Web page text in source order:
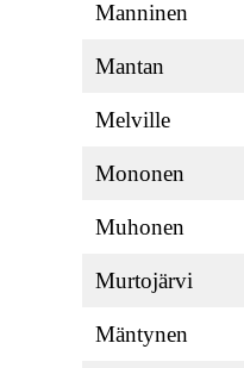
Manninen
Mantan
Melville
Mononen
Muhonen
Murtojärvi
Mäntynen